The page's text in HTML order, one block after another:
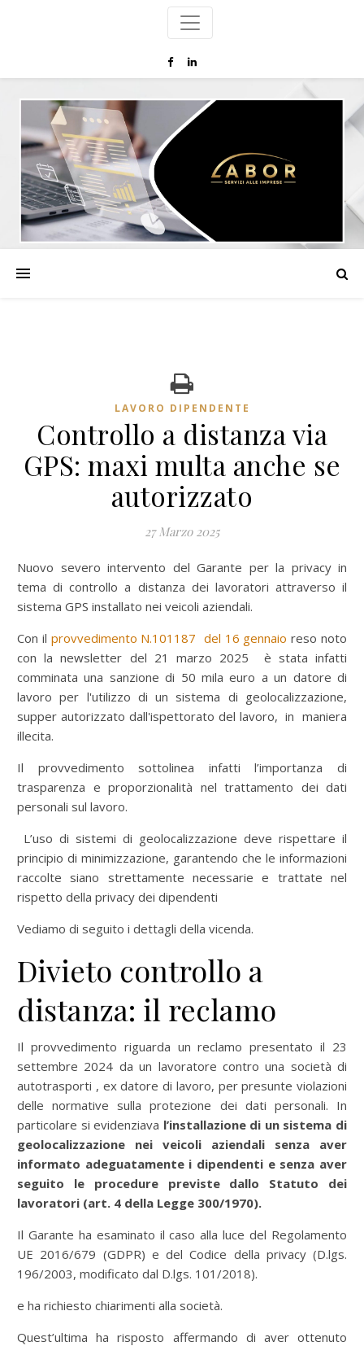
LAVORO DIPENDENTE
Controllo a distanza via
GPS: maxi multa anche se
autorizzato
27 Marzo 2025
Nuovo severo intervento del Garante per la privacy in
tema di controllo a distanza dei lavoratori attraverso il
sistema GPS installato nei veicoli aziendali.
Con il provvedimento N.101187 del 16 gennaioreso noto
con la newsletter del 21 marzo 2025 è stata infatti
comminata una sanzione di 50 mila euro a un datore di
lavoro per l'utilizzo di un sistema di geolocalizzazione,
supper autorizzato dall'ispettorato del lavoro, in maniera
illecita.
Il provvedimento sottolinea infatti l’importanza di
trasparenza e proporzionalità nel trattamento dei dati
personali sul lavoro.
L’uso di sistemi di geolocalizzazione deve rispettare il
principio di minimizzazione, garantendo che le informazioni
raccolte siano strettamente necessarie e trattate nel
rispetto della privacy dei dipendenti
Vediamo di seguito i dettagli della vicenda.
Divieto controllo a
distanza: il reclamo
Il provvedimento riguarda un reclamo presentato il 23
settembre 2024 da un lavoratore contro una società di
autotrasporti , ex datore di lavoro, per presunte violazioni
delle normative sulla protezione dei dati personali. In
particolare si evidenziava l’installazione di un sistema di
geolocalizzazione nei veicoli aziendali
senza aver
informato adeguatamente i dipendenti e senza aver
seguito le procedure previste dallo Statuto dei
lavoratori (art. 4 della Legge 300/1970).
Il Garante ha esaminato il caso alla luce del Regolamento
UE 2016/679 (GDPR) e del Codice della privacy (D.lgs.
196/2003, modificato dal D.lgs. 101/2018).
e ha richiesto chiarimenti alla società.
Quest’ultima ha risposto affermando di aver ottenuto